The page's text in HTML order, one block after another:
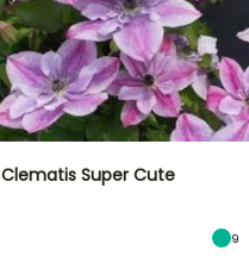
Clematis Super Cute
9